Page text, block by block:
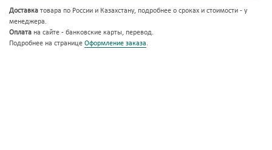
Доставка товара по России и Казахстану, подробнее о сроках и стоимости - у
менеджера.
Оплата на сайте - банковские карты, перевод.
Подробнее на странице Оформление заказа.